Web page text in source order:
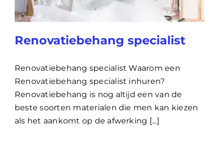
Renovatiebehang specialist
Renovatiebehang specialist Waarom een
Renovatiebehang specialist inhuren?
Renovatiebehang is nog altijd een van de
beste soorten materialen die men kan kiezen
als het aankomt op de afwerking [...]